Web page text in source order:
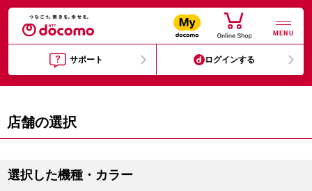
MENU
サポート ログインする
店舗の選択
選択した機種・カラー